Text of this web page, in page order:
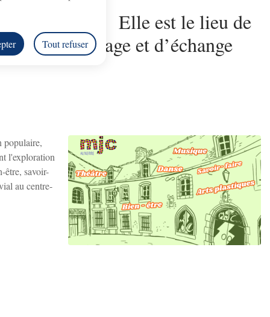
Tout refuser
citoyenneté. Elle est le lieu de
de partage et d’échange
populaire,
l'exploration
être, savoir-
au centre-